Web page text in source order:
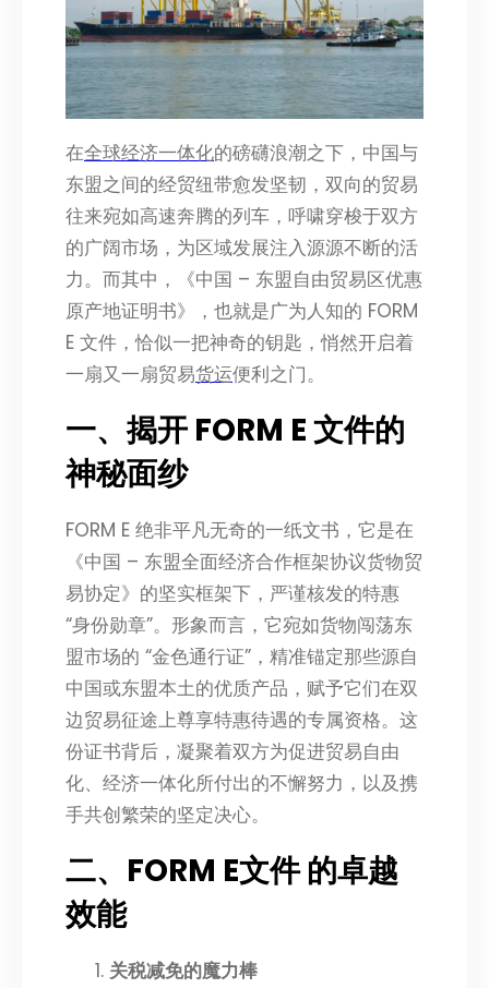
在全球经济一体化的磅礴浪潮之下，中国与
东盟之间的经贸纽带愈发坚韧，双向的贸易
往来宛如高速奔腾的列车，呼啸穿梭于双方
的广阔市场，为区域发展注入源源不断的活
力。而其中，《中国 – 东盟自由贸易区优惠
原产地证明书》，也就是广为人知的 FORM
E 文件，恰似一把神奇的钥匙，悄然开启着
一扇又一扇贸易货运便利之门。
一、揭开 FORM E 文件的
神秘面纱
FORM E 绝非平凡无奇的一纸文书，它是在
《中国 – 东盟全面经济合作框架协议货物贸
易协定》的坚实框架下，严谨核发的特惠
“身份勋章”。形象而言，它宛如货物闯荡东
盟市场的 “金色通行证”，精准锚定那些源自
中国或东盟本土的优质产品，赋予它们在双
边贸易征途上尊享特惠待遇的专属资格。这
份证书背后，凝聚着双方为促进贸易自由
化、经济一体化所付出的不懈努力，以及携
手共创繁荣的坚定决心。
二、FORM E文件 的卓越
效能
关税减免的魔力棒